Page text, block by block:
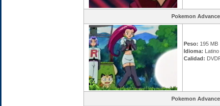
Pokemon
Peso: 195 MB
Idioma: Latino
Calidad:
Pokemon